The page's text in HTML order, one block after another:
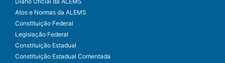
Atos e Normas da ALEMS
Constituição Federal
Legislação Federal
Constituição Estadual
Constituição Estadual Comentada